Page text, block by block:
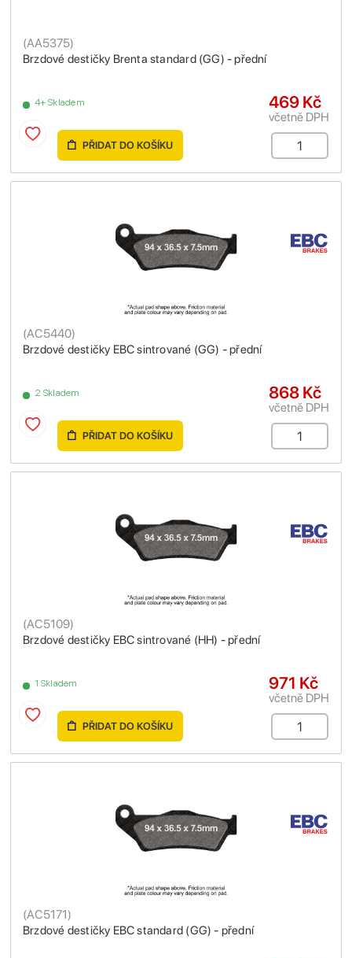
Brzdové destičky Brenta standard (GG) - přední
(AA5375)
4+ Skladem 469 Kč
včetně DPH
PŘIDAT DO KOŠÍKU
Brzdové destičky EBC sintrované (GG) - přední
(AC5440)
2 Skladem 868 Kč
včetně DPH
PŘIDAT DO KOŠÍKU
Brzdové destičky EBC sintrované (HH) - přední
(AC5109)
1 Skladem 971 Kč
včetně DPH
PŘIDAT DO KOŠÍKU
Brzdové destičky EBC standard (GG) - přední
(AC5171)